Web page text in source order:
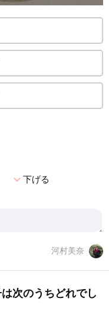
expand_more下げる
河村美奈
次のうちどれでし